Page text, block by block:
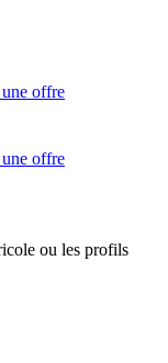
offre
offre
ou les profils